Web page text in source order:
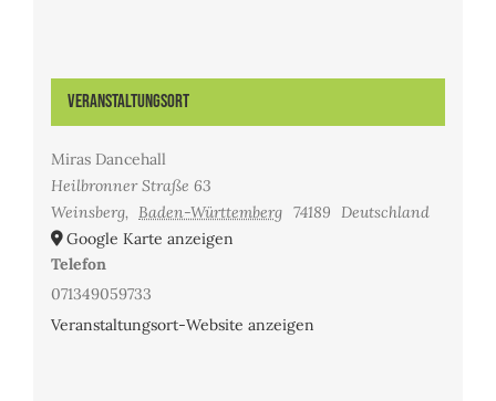
Veranstaltungsort
Miras Dancehall
Heilbronner Straße 63
Weinsberg, Baden-Württemberg 74189
Deutschland
Google Karte anzeigen
Telefon
071349059733
Veranstaltungsort-Website anzeigen